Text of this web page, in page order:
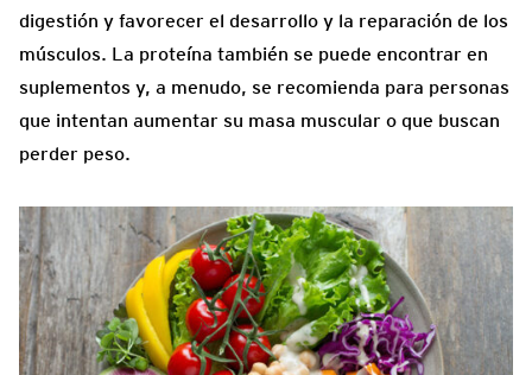
digestión y favorecer el desarrollo y la reparación de los
músculos. La proteína también se puede encontrar en
suplementos y, a menudo, se recomienda para personas
que intentan aumentar su masa muscular o que buscan
perder peso.